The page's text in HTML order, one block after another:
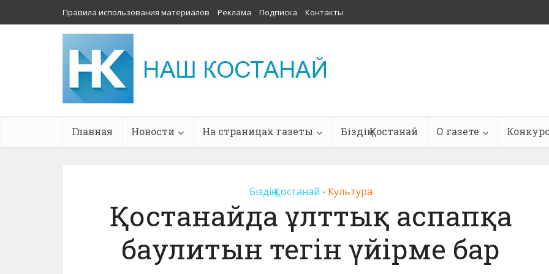
Правила использования материалов Реклама Подписка Контакты
Главная Новости На страницах газеты Біздің Қостанай О газете
Біздің Қостанай • Культура
Қостанайда ұлттық аспапқа
баулитын тегін үйірме бар